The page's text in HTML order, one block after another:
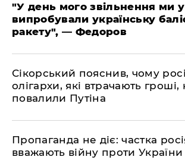
​"У день мого звільнення ми
випробували українську
ракету", — Федоров
​Сікорський пояснив, чому
олігархи, які втрачають гроші,
повалили Путіна
​Пропаганда не діє: частка
вважають війну проти України